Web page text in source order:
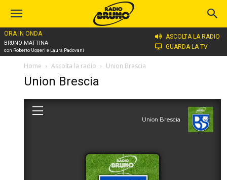
ORA IN ONDA
BRUNO MATTINA
con Roberto Uggeri e Laura Padovani
ASCOLTA LA RADIO
GUARDA LA TV
Home Ascolta la radio Union Brescia
Union Brescia